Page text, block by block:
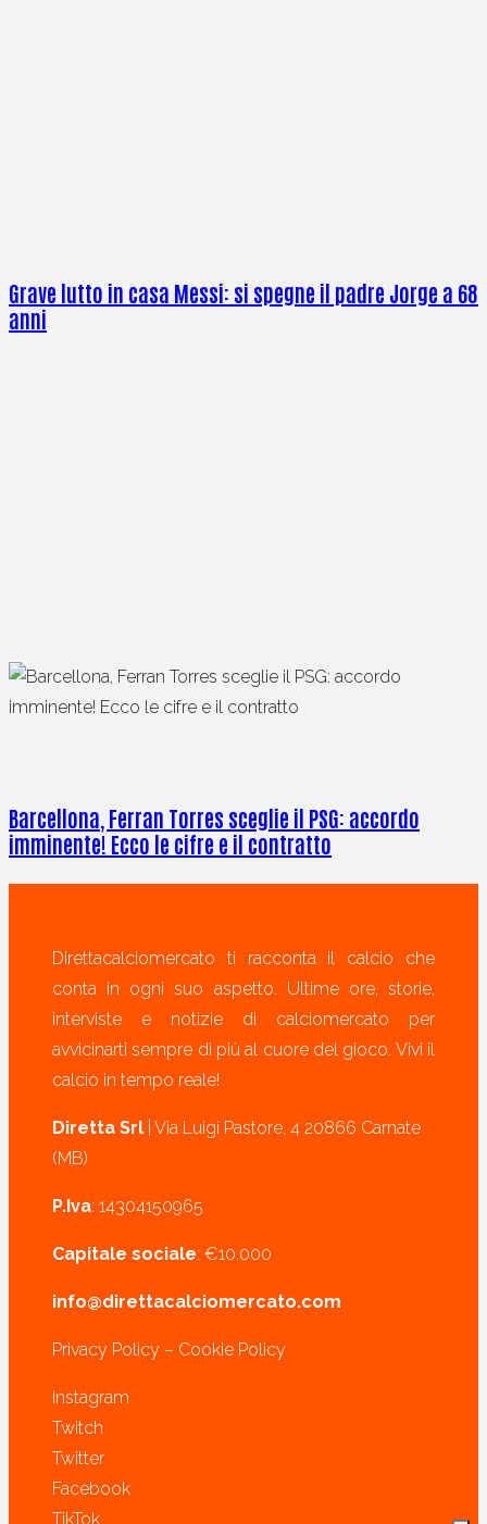
Grave lutto in casa Messi: si spegne il padre Jorge a 68
anni
Barcellona, Ferran Torres sceglie il PSG: accordo
imminente! Ecco le cifre e il contratto
Direttacalciomercato ti racconta il calcio che
conta in ogni suo aspetto. Ultime ore, storie,
interviste e notizie di calciomercato per
avvicinarti sempre di più al cuore del gioco. Vivi il
calcio in tempo reale!
Diretta Srl | Via Luigi Pastore, 4 20866 Carnate
(MB)
P.Iva: 14304150965
Capitale sociale: €10.000
info@direttacalciomercato.com
Privacy Policy – Cookie Policy
Instagram
Twitch
Twitter
Facebook
TikTok